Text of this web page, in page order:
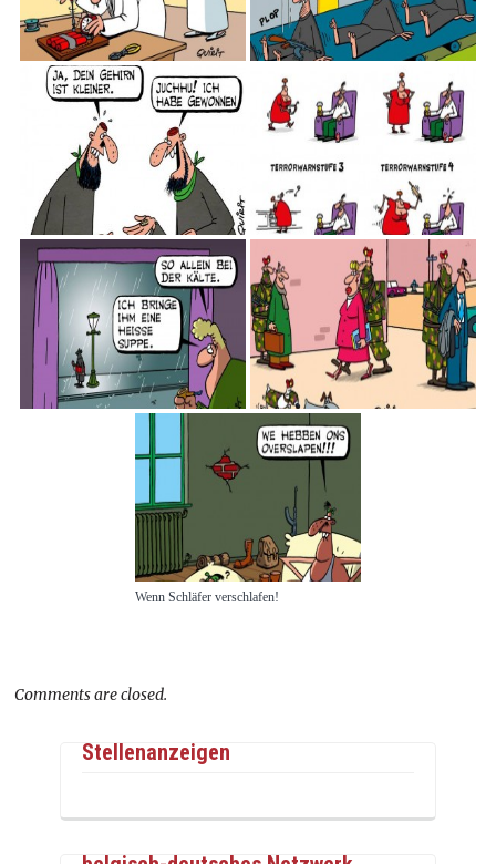
Wenn Schläfer verschlafen!
Comments are closed.
Stellenanzeigen